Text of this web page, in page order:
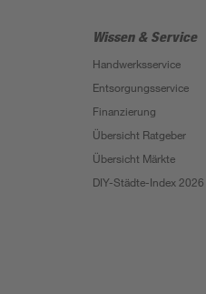
Wissen & Service
Handwerksservice
Entsorgungsservice
Finanzierung
Übersicht Ratgeber
Übersicht Märkte
DIY-Städte-Index 2026